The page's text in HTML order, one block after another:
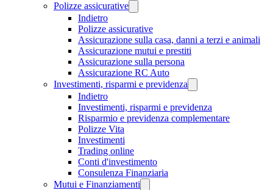
Polizze assicurative
Indietro
Polizze assicurative
Assicurazione sulla casa, danni a terzi e animali
Assicurazione mutui e prestiti
Assicurazione sulla persona
Assicurazione RC Auto
Investimenti, risparmi e previdenza
Indietro
Investimenti, risparmi e previdenza
Risparmio e previdenza complementare
Polizze Vita
Investimenti
Trading online
Conti d'investimento
Consulenza Finanziaria
Mutui e Finanziamenti